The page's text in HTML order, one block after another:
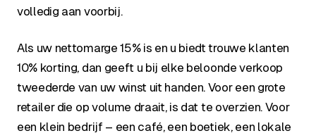
volledig aan voorbij.
Als uw nettomarge 15% is en u biedt trouwe klanten
10% korting, dan geeft u bij elke beloonde verkoop
tweederde van uw winst uit handen. Voor een grote
retailer die op volume draait, is dat te overzien. Voor
een klein bedrijf – een café, een boetiek, een lokale